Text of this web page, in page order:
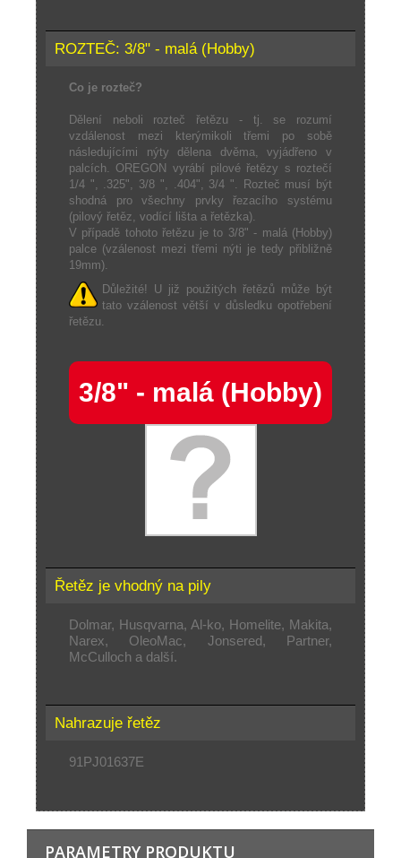
ROZTEČ: 3/8" - malá (Hobby)
Co je rozteč?
Dělení neboli rozteč řetězu - tj. se rozumí
vzdálenost mezi kterýmikoli třemi po sobě
následujícími nýty dělena dvěma, vyjádřeno v
palcích. OREGON vyrábí pilové řetězy s roztečí
1/4 ", .325", 3/8 ", .404", 3/4 ". Rozteč musí být
shodná pro všechny prvky řezacího systému
(pilový řetěz, vodící lišta a řetězka).
V případě tohoto řetězu je to 3/8" - malá (Hobby)
palce (vzálenost mezi třemi nýti je tedy přibližně
19mm).
Důležité! U již použitých řetězů může být
tato vzálenost větší v důsledku opotřebení
řetězu.
3/8" - malá (Hobby)
Řetěz je vhodný na pily
Dolmar, Husqvarna, Al-ko, Homelite, Makita,
Narex, OleoMac, Jonsered, Partner,
McCulloch a další.
Nahrazuje řetěz
91PJ01637E
PARAMETRY PRODUKTU